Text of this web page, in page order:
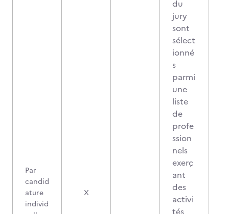
Par
candid
ature
individ
X
du
jury
sont
sélect
ionné
s
parmi
une
liste
de
profe
ssion
nels
exerç
ant
des
activi
tés